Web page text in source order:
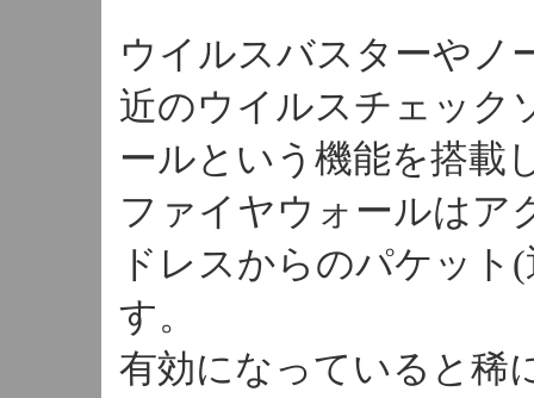
ウイルスバスターやノ
近のウイルスチェック
ールという機能を搭載
ファイヤウォールはア
ドレスからのパケッ
す。
有効になっていると稀